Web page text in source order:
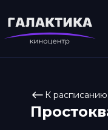
К расписанию